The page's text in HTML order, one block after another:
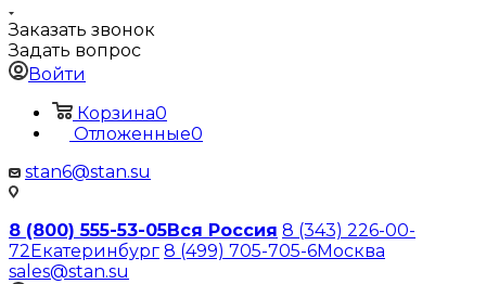
Заказать звонок
Задать вопрос
Войти
Корзина0
Отложенные0
stan6@stan.su
8 (800) 555-53-05Вся Россия 8 (343) 226-00-
72Екатеринбург 8 (499) 705-705-6Москва
sales@stan.su